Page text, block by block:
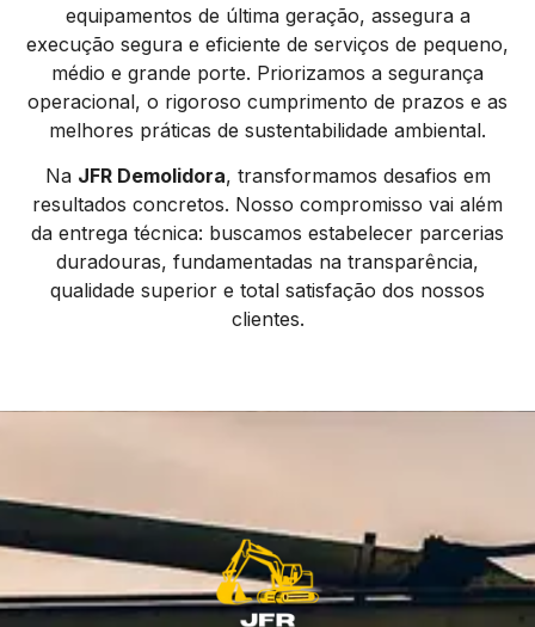
equipamentos de última geração, assegura a
execução segura e eficiente de serviços de pequeno,
médio e grande porte. Priorizamos a segurança
operacional, o rigoroso cumprimento de prazos e as
melhores práticas de sustentabilidade ambiental.
Na JFR Demolidora, transformamos desafios em
resultados concretos. Nosso compromisso vai além
da entrega técnica: buscamos estabelecer parcerias
duradouras, fundamentadas na transparência,
qualidade superior e total satisfação dos nossos
clientes.